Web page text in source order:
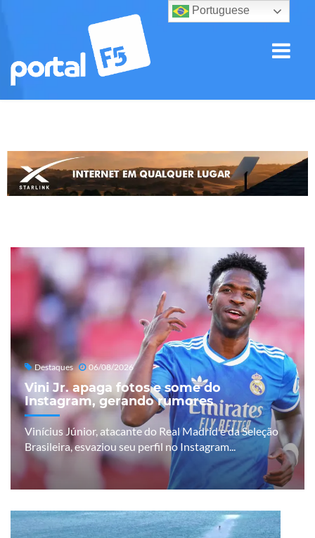
Destaques 06/08/2026
Vini Jr. apaga fotos e some do
Instagram, gerando rumores
Vinícius Júnior, atacante do Real Madrid e da Seleção
Brasileira, esvaziou seu perfil no Instagram...
Portuguese